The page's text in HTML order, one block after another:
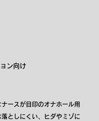
ン向け
ースが目印のオナホール用
としにくい、ヒダやミゾに